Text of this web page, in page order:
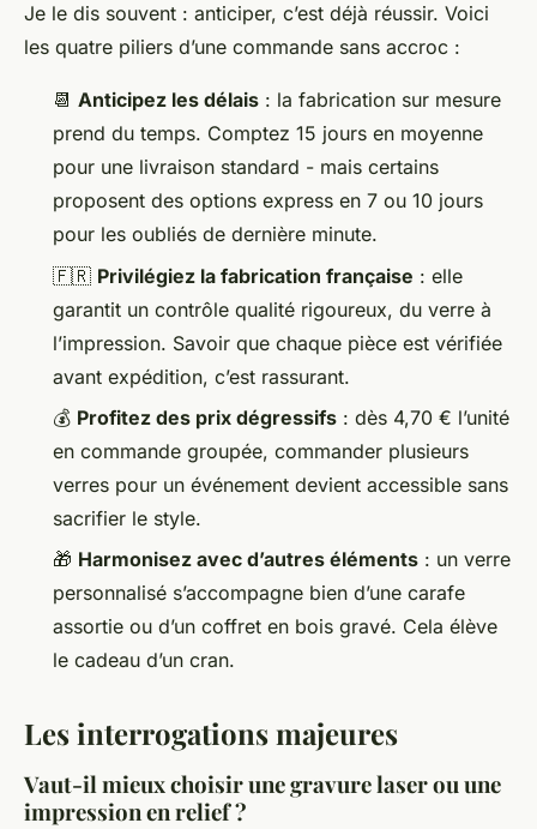
Je le dis souvent : anticiper, c’est déjà réussir. Voici
les quatre piliers d’une commande sans accroc :
📆 Anticipez les délais : la fabrication sur mesure
prend du temps. Comptez 15 jours en moyenne
pour une livraison standard - mais certains
proposent des options express en 7 ou 10 jours
pour les oubliés de dernière minute.
🇫🇷 Privilégiez la fabrication française : elle
garantit un contrôle qualité rigoureux, du verre à
l’impression. Savoir que chaque pièce est vérifiée
avant expédition, c’est rassurant.
💰 Profitez des prix dégressifs : dès 4,70 € l’unité
en commande groupée, commander plusieurs
verres pour un événement devient accessible sans
sacrifier le style.
🎁 Harmonisez avec d’autres éléments : un verre
personnalisé s’accompagne bien d’une carafe
assortie ou d’un coffret en bois gravé. Cela élève
le cadeau d’un cran.
Les interrogations majeures
Vaut-il mieux choisir une gravure laser ou une
impression en relief ?